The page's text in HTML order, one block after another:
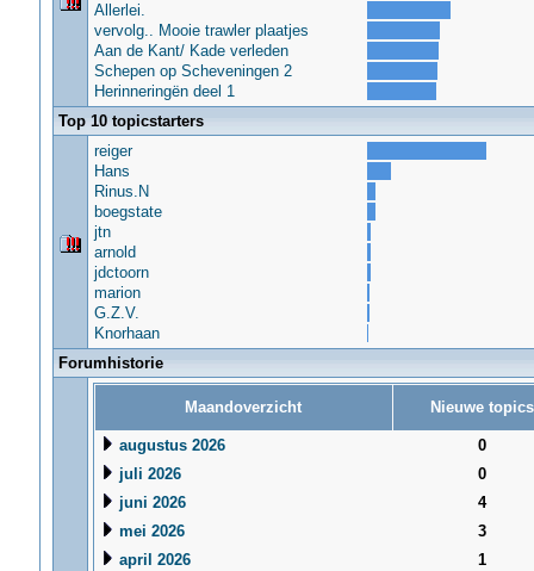
Allerlei.
vervolg.. Mooie trawler plaatjes
Aan de Kant/ Kade verleden
Schepen op Scheveningen 2
Herinneringën deel 1
Top 10 topicstarters
reiger
Hans
Rinus.N
boegstate
jtn
arnold
jdctoorn
marion
G.Z.V.
Knorhaan
Forumhistorie
Maandoverzicht Nieuwe topics
augustus 2026
0
juli 2026
0
juni 2026
4
mei 2026
3
april 2026
1